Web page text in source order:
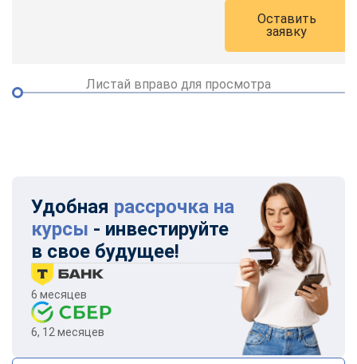
Оставить
заявку
Листай вправо для просмотра
Удобная рассрочка на
курсы - инвестируйте
в свое будущее!
6 месяцев
6, 12 месяцев